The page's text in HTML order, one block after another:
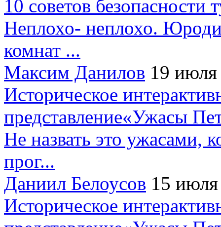
10 советов безопасности
Неплохо- неплохо.
комнат ...
Максим Данилов 19
Историческое
представление«Ужасы
Не назвать это ужасами,
прог...
Даниил Белоусов 15
Историческое